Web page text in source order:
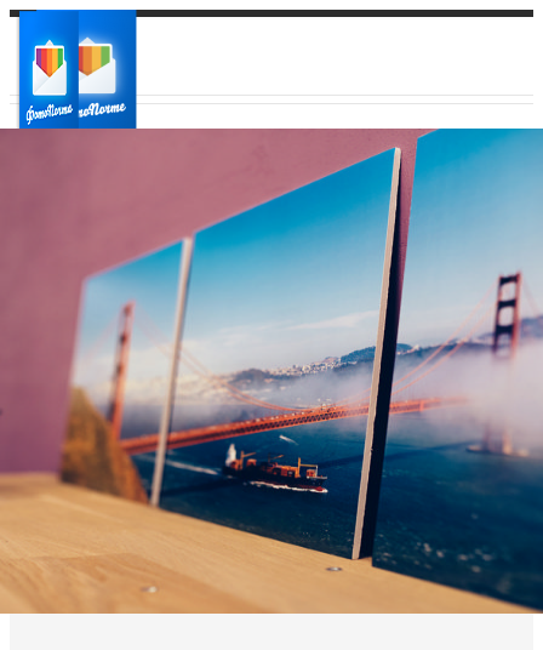
Ваш регион доставки
Выберите из списка: